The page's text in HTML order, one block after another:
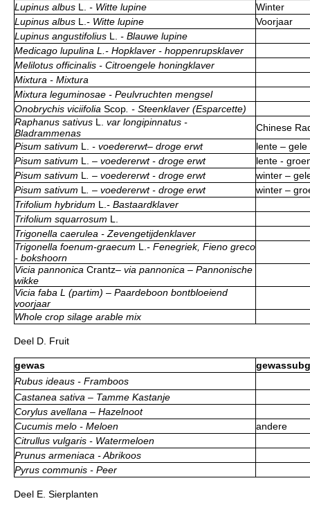
Lupinus albus L. - Witte lupine
Winter
Lupinus albus L. - Witte lupine
Voorjaar
Lupinus angustifolius L.
- Blauwe lupine
Medicago lupulina L.- Hopklaver - hoppenrupsklaver
Melilotus officinalis - Citroengele honingklaver
Mixtura - Mixtura
Mixtura leguminosae - Peulvruchten mengsel
Onobrychis viciifolia Scop . - Steenklaver (Esparcette)
Raphanus sativus L.
var longipinnatus -
Bladrammenas
Chinese
Pisum sativum L. - voedererwt– droge erwt
lente – gele
Pisum sativum L. – voedererwt - droge erwt
lente -
Pisum sativum L . – voedererwt - droge erwt
winter –
Pisum sativum L . – voedererwt - droge erwt
winter –
Trifolium hybridum L. - Bastaardklaver
Trifolium squarrosum L.
Trigonella caerulea - Zevengetijdenklaver
Trigonella foenum-graecum L. - Fenegriek, Fieno greco
- bokshoorn
Vicia pannonica Crantz– via pannonica – Pannonische
wikke
Vicia faba L (partim) – Paardeboon bontbloeiend
voorjaar
Whole crop silage arable mix
Deel D. Fruit
gewas
Rubus ideaus - Framboos
Castanea sativa – Tamme Kastanje
Corylus avellana – Hazelnoot
Cucumis melo - Meloen
andere
Citrullus vulgaris - Watermeloen
Prunus armeniaca - Abrikoos
Pyrus communis - Peer
Deel E. Sierplanten